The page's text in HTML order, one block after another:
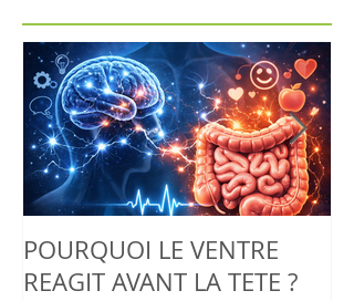
POURQUOI LE VENTRE
REAGIT AVANT LA TETE ?